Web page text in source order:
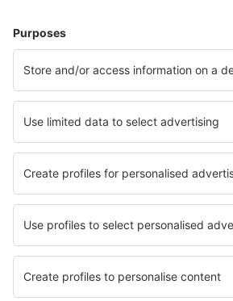
Hotely in Kissimmee Hotely in Big Bear
Hotely in Siesta Key
Nejlepší hotely - města
Hotely in Wellerlooi Hotely in Villatoro
Hotely in Frick Hotely in Monfalcone